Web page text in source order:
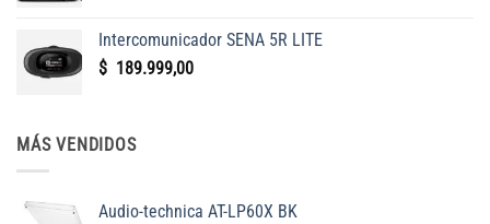
Intercomunicador SENA 5R LITE
$ 189.999,00
MÁS VENDIDOS
Audio-technica AT-LP60X BK